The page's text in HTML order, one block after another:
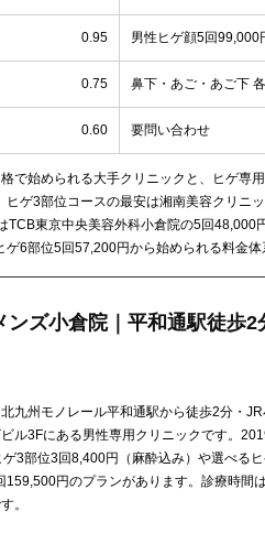
0.95 男性ヒゲ顔5回99,000
0.75 鼻下・あご・あご下
0.60 要問い合わせ
で始められる大手クリニックと、ヒゲ専
ゲ3部位コースの最安は湘南美容クリニ
TCB東京中央美容外科小倉院の5回48,000
6部位5回57,200円から始められる料金体
ンズ小倉院｜平和通駅徒歩2
九州モノレール平和通駅から徒歩2分・
ル3Fにある男性専用クリニックです。
3部位3回8,400円（麻酔込み）や選べる
円のプランがあります。診療時間
。